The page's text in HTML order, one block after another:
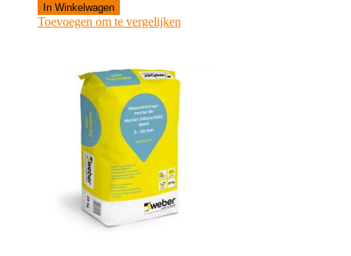
In Winkelwagen
Toevoegen om te vergelijken